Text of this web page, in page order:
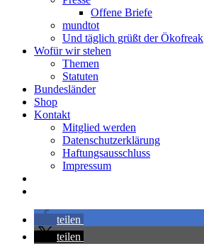
Offene Briefe
mundtot
Und täglich grüßt der Ökofreak
Wofür wir stehen
Themen
Statuten
Bundesländer
Shop
Kontakt
Mitglied werden
Datenschutzerklärung
Haftungsausschluss
Impressum
teilen
teilen